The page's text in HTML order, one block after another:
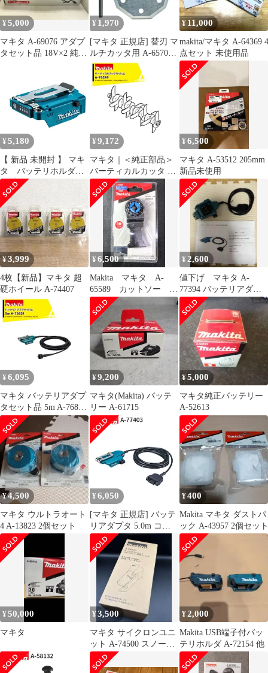
¥5,000
マキタ A-69076 アダプ
タセット品 18V×2 純正
¥ 1,970
[マキタ 正規店] 替刃 マ
ルチカッタ用 A-65707
ロックピン付(刃物交換
用)
¥ 11,000
makita/マキタ A-64369 4
点セット 未使用品
¥ 5,180
【 新品 未開封 】 マキ
タ バッテリホルダ
A A-72154 未使用 送
料無料
¥ 9,172
マキタ｜＜純正部品＞
バーティカルカッタ A-
76249
¥6,500
マキタ A-53512 205mm
新品未使用
¥3,999
4枚【新品】マキタ 超
硬ホイール A-74407
¥6,500
Makita マキタ A-
65589 カットソー
TMA061HM
¥ 2,600
値下げ マキタ A-
77394 バッテリアダプ
タ 1.6m
¥ 6,095
マキタ バッテリアダプ
タセット品 5m A-76831
適用モデル：UP180D
¥9,200
マキタ(Makita) バッテ
リー A-61715
¥5,000
マキタ純正バッテリー
A-52613
¥4,500
マキタ ウルトラオート
4 A-13823 2個セット
¥ 6,050
[マキタ 正規店] バッテ
リアダプタ 5.0m コネ
クタ式 A-77403 makita
純正 パーツ 部品 正規
品 おすすめ 便利
¥400
Makita マキタ ダストパ
ック A-43957 2個セット
¥50,000
マキタ
¥3,500
マキタ サイクロンユニ
ット A-74500 スノーホ
ワイト
¥2,000
Makita USB端子付バッ
テリホルダ A-72154 他